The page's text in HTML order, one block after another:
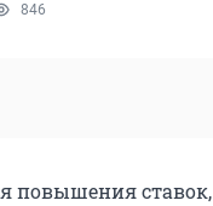
846
повышения ставок,